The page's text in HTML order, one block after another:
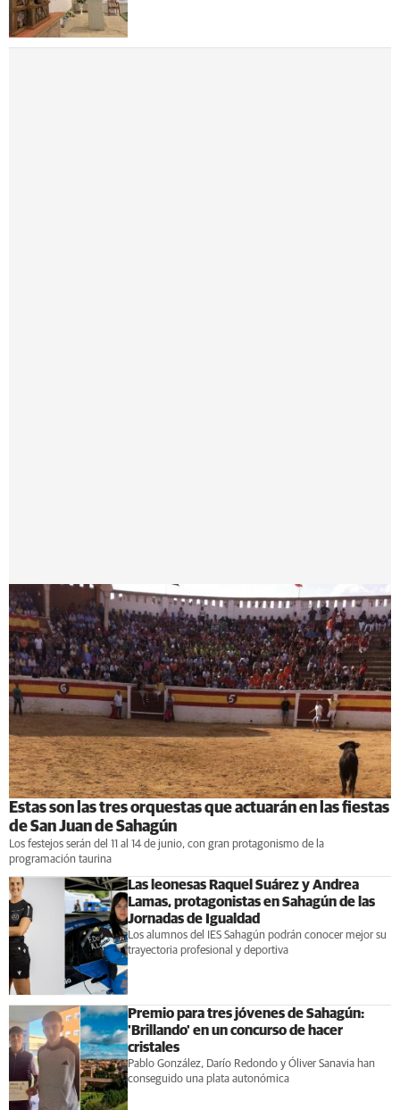
Estas son las tres orquestas que actuarán en las fiestas
de San Juan de Sahagún
Los festejos serán del 11 al 14 de junio, con gran protagonismo de la
programación taurina
Las leonesas Raquel Suárez y Andrea
Lamas, protagonistas en Sahagún de las
Jornadas de Igualdad
Los alumnos del IES Sahagún podrán conocer mejor su
trayectoria profesional y deportiva
Premio para tres jóvenes de Sahagún:
'Brillando' en un concurso de hacer
cristales
Pablo González, Darío Redondo y Óliver Sanavia han
conseguido una plata autonómica